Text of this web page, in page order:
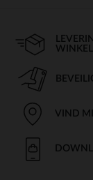
WINKEL
VIND